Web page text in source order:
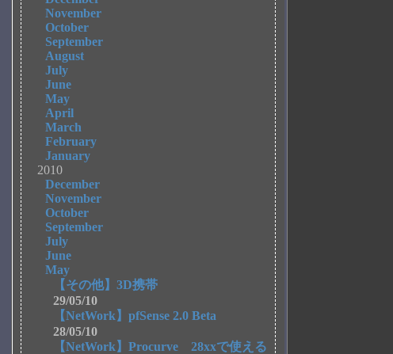
November
October
September
August
July
June
May
April
March
February
January
2010
December
November
October
September
July
June
May
【その他】3D携帯
29/05/10
【NetWork】pfSense 2.0 Beta
28/05/10
【NetWork】Procurve 28xxで使える